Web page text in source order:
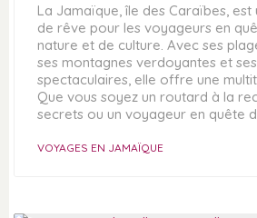
La Jamaïque, île des Caraïbes, est
de rêve pour les voyageurs en
nature et de culture. Avec ses
ses montagnes verdoyantes et
spectaculaires, elle offre une
Que vous soyez un routard à la
secrets ou un voyageur en quête
VOYAGES EN JAMAÏQUE
QUI SUIS-JE ?
FAQ : FOIRE AUX QUESTIONS
POLITIQUE DE
CONFIDENTIALITÉ
MENTIONS LÉGALES
PARTENAIRES
OÙ
IDÉES